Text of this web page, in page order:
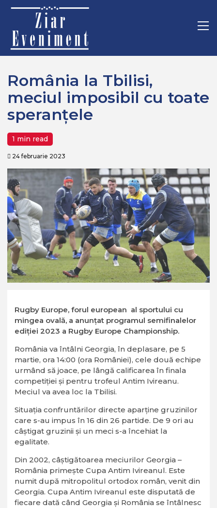
Sport
România la Tbilisi, meciul imposibil cu toate speranțele
România la Tbilisi,
meciul imposibil cu toate
speranțele
1 min read
24 februarie 2023
Rugby Europe, forul european al sportului cu
mingea ovală, a anunțat programul semifinalelor
ediției 2023 a Rugby Europe Championship.
România va întâlni Georgia, în deplasare, pe 5
martie, ora 14:00 (ora României), cele două echipe
urmând să joace, pe lângă calificarea în finala
competiției și pentru trofeul Antim Ivireanu.
Meciul va avea loc la Tbilisi.
Situația confruntărilor directe aparține gruzinilor
care s-au impus în 16 din 26 partide. De 9 ori au
câștigat gruzinii și un meci s-a încehiat la
egalitate.
Din 2002, câștigătoarea meciurilor Georgia –
România primește Cupa Antim Ivireanul. Este
numit după mitropolitul ortodox român, venit din
Georgia. Cupa Antim Ivireanul este disputată de
fiecare dată când Georgia și România se întâlnesc